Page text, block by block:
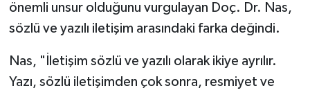
önemli unsur olduğunu vurgulayan Doç. Dr. Nas,
sözlü ve yazılı iletişim arasındaki farka değindi.
Nas, "İletişim sözlü ve yazılı olarak ikiye ayrılır.
Yazı, sözlü iletişimden çok sonra, resmiyet ve